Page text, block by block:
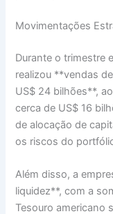
Movimentações
Durante o trimestre
realizou **vendas
US$ 24 bilhões**,
cerca de US$ 16
de alocação de
os riscos do
Além disso, a
liquidez**, com a
Tesouro americano